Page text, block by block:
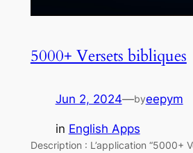
5000+ Versets bibliques
Jun 2, 2024—byeepym
in English Apps
Description : L’application “5000+